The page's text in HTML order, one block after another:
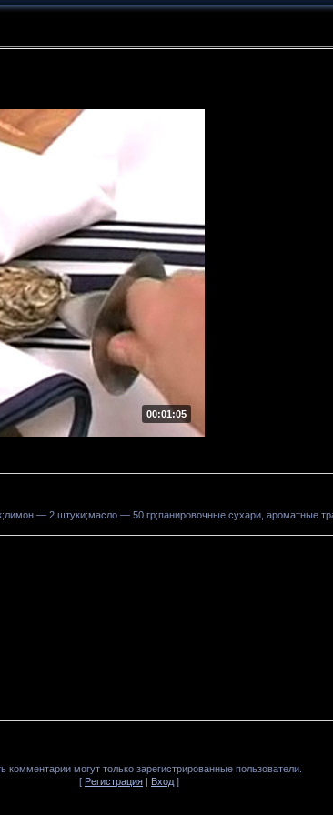
00:01:05
— 2 штуки;масло — 50 гр;панировочные сухари, ароматные
комментарии могут только зарегистрированные пользователи.
[ Регистрация | Вход ]